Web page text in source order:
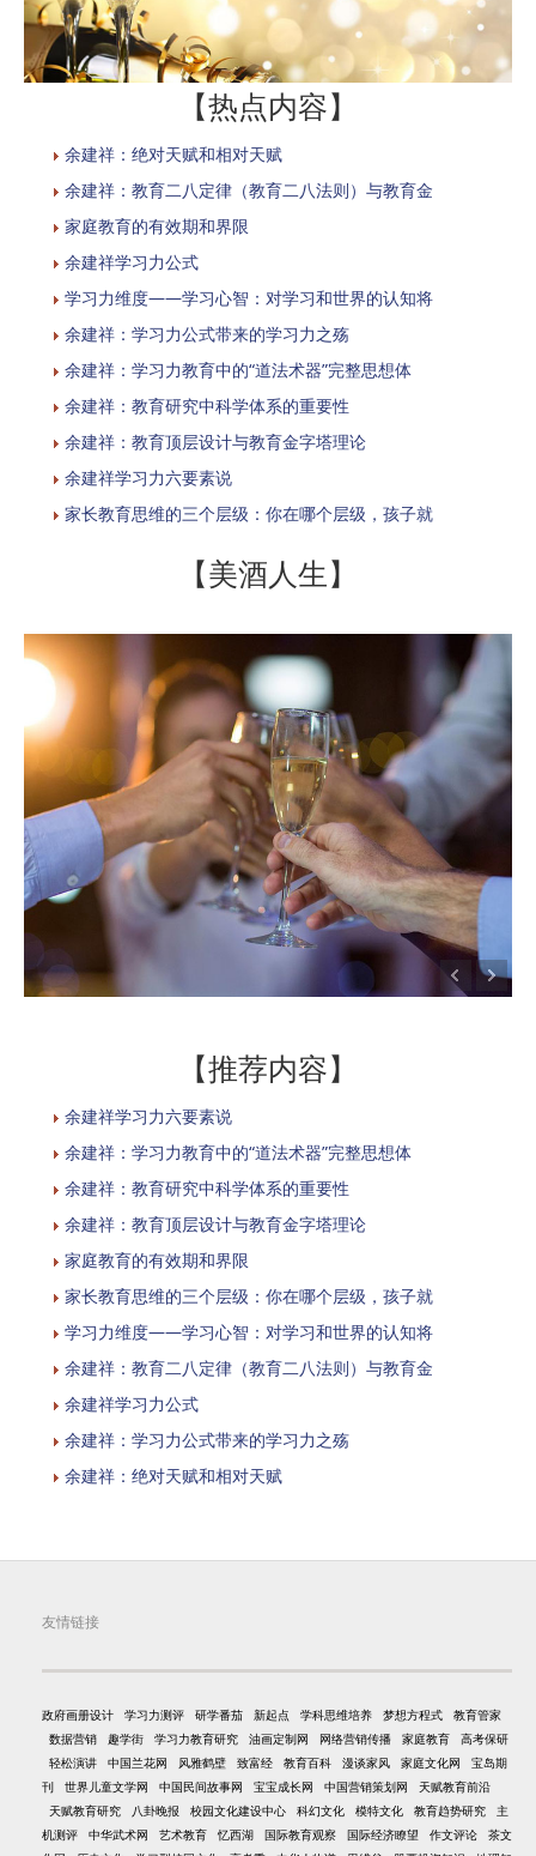
【热点内容】
余建祥：绝对天赋和相对天赋
余建祥：教育二八定律（教育二八法则）与教育金
家庭教育的有效期和界限
余建祥学习力公式
学习力维度——学习心智：对学习和世界的认知将
余建祥：学习力公式带来的学习力之殇
余建祥：学习力教育中的“道法术器”完整思想体
余建祥：教育研究中科学体系的重要性
余建祥：教育顶层设计与教育金字塔理论
余建祥学习力六要素说
家长教育思维的三个层级：你在哪个层级，孩子就
【美酒人生】
【推荐内容】
余建祥学习力六要素说
余建祥：学习力教育中的“道法术器”完整思想体
余建祥：教育研究中科学体系的重要性
余建祥：教育顶层设计与教育金字塔理论
家庭教育的有效期和界限
家长教育思维的三个层级：你在哪个层级，孩子就
学习力维度——学习心智：对学习和世界的认知将
余建祥：教育二八定律（教育二八法则）与教育金
余建祥学习力公式
余建祥：学习力公式带来的学习力之殇
余建祥：绝对天赋和相对天赋
友情链接
政府画册设计 学习力测评 研学番茄 新起点 学科思维培养 梦想方程式
教育管家
数据营销
趣学街 学习力教育研究 油画定制网 网络营销传播 家庭教育
高考保研
轻松演讲
中国兰花网 风雅鹤壁 致富经 教育百科 漫谈家风 家庭文化网
宝岛期
刊
世界儿童文学网 中国民间故事网 宝宝成长网 中国营销策划网
天赋教育前沿
天赋教育研究
八卦晚报 校园文化建设中心 科幻文化 模特文化 教育趋势研究
主
机测评
中华武术网 艺术教育 忆西湖 国际教育观察 国际经济瞭望 作文评论
茶文